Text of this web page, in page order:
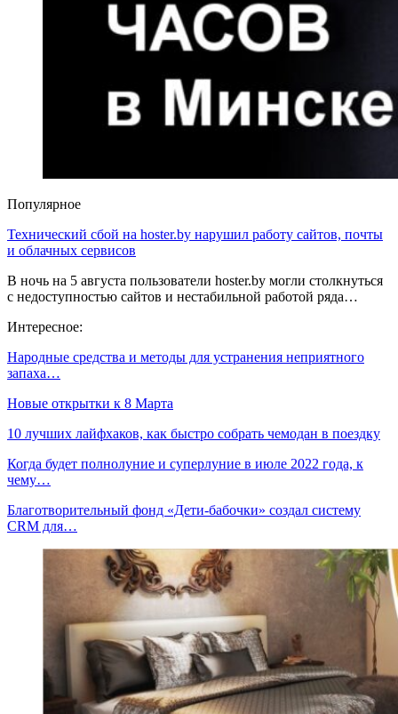
Популярное
Технический сбой на hoster.by нарушил работу сайтов, почты
и облачных сервисов
В ночь на 5 августа пользователи hoster.by могли столкнуться
с недоступностью сайтов и нестабильной работой ряда…
Интересное:
Народные средства и методы для устранения неприятного
запаха…
Новые открытки к 8 Марта
10 лучших лайфхаков, как быстро собрать чемодан в поездку
Когда будет полнолуние и суперлуние в июле 2022 года, к
чему…
Благотворительный фонд «Дети-бабочки» создал систему
CRM для…